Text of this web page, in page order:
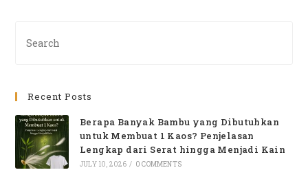
Recent Posts
Berapa Banyak Bambu yang Dibutuhkan
untuk Membuat 1 Kaos? Penjelasan
Lengkap dari Serat hingga Menjadi Kain
JULY 10, 2026 / 0 COMMENTS